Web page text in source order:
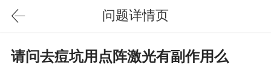
问题详情页
请问去痘坑用点阵激光有副作用么